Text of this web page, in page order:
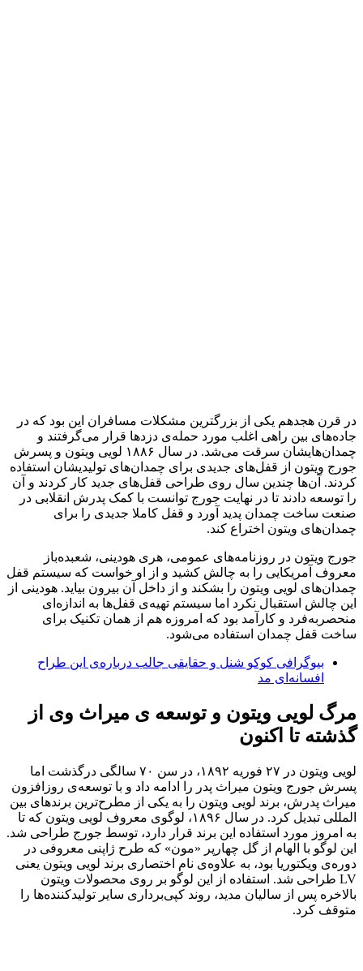
در قرن هجدهم یکی از بزرگترین مشکلات مسافران این بود که در
جاده‌های بین راهی اغلب مورد حمله‌ی دزدها قرار می‌گرفتند و
چمدان‌هایشان سرقت می‌شد. در سال ۱۸۸۶ لویی ویتون و پسرش
جورج ویتون از قفل‌های جدیدی برای چمدان‌های تولیدیشان استفاده
کردند. آن‌ها چندین سال روی طراحی قفل‌های جدید کار کردند و آن
را توسعه دادند تا در نهایت جورج توانست با کمک پدرش انقلابی در
صنعت ساخت چمدان پدید آورد و قفل کاملا جدیدی را برای
چمدان‌های ویتون اختراع کند.
جورج ویتون در روزنامه‌های عمومی، هری هودینی، شعبده‌باز
معروف آمریکایی را به چالش کشید و از او خواست که سیستم قفل
چمدان‌های لویی ویتون را بشکند و از داخل آن بیرون بیاید. هودینی از
این چالش استقبال نکرد اما سیستم تهیه‌ی قفل‌ها به اندازه‌ای
منحصربه‌فرد و کارآمد بود که امروزه هم از همان تکنیک برای
ساخت قفل‌ چمدان استفاده می‌شود.
بیوگرافی کوکو شنل و حقایقی جالب درباره‌ی این طراح
افسانه‌ای مد
مرگ لویی ویتون و توسعه ی میراث وی از
گذشته تا اکنون
لویی ویتون در ۲۷ فوریه ۱۸۹۲، در سن ۷۰ سالگی درگذشت اما
پسرش جورج ویتون میراث پدر را ادامه داد و با توسعه‌ی روزافزون
میراث پدرش، برند لویی ویتون را به یکی از مطرح‌ترین برندهای بین
المللی تبدیل کرد. در سال ۱۸۹۶، لوگوی معروف لویی ویتون که تا
به امروز مورد استفاده این برند قرار دارد، توسط جورج طراحی شد.
این لوگو با الهام از گل چهارپر «مون» که طرح ژاپنی معروفی در
دوره‌ی ویکتوریا بود، به علاوه‌ی نام اختصاری برند لویی ویتون یعنی
LV طراحی شد. استفاده از این لوگو بر روی محصولات ویتون
بالاخره پس از سالیان مدید، روند کپی‌برداری سایر تولیدکننده‌ها را
متوقف کرد.